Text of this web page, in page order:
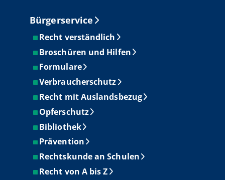
Bürgerservice
Recht verständlich
Broschüren und Hilfen
Formulare
Verbraucherschutz
Recht mit Auslandsbezug
Opferschutz
Bibliothek
Prävention
Rechtskunde an Schulen
Recht von A bis Z